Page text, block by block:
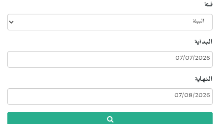
فئة
البداية
النهاية